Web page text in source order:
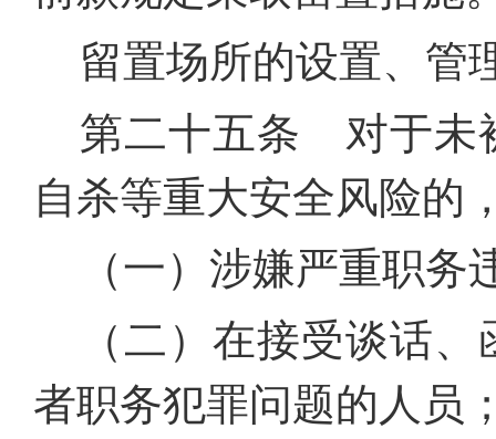
留置场所的设置、管
第二十五条 对于未
自杀等重大安全风险的
（一）涉嫌严重职
（二）在接受谈话
者职务犯罪问题的人员